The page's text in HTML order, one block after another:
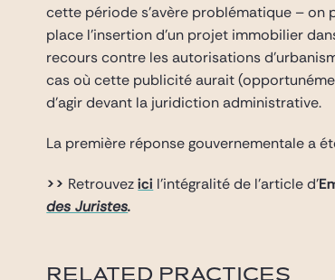
cette période s’avère problématique – on
place l’insertion d’un projet immobilier
recours contre les autorisations
cas où cette publicité aurait
d’agir devant la juridiction administrative.
La première réponse gouvernementale a
>> Retrouvezici l’intégralité de l’article d’
des Juristes.
RELATED PRACTICES